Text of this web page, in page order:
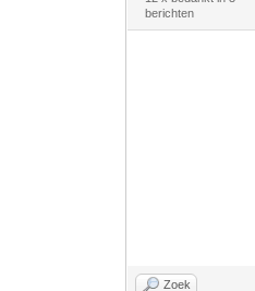
berichten
Zoek